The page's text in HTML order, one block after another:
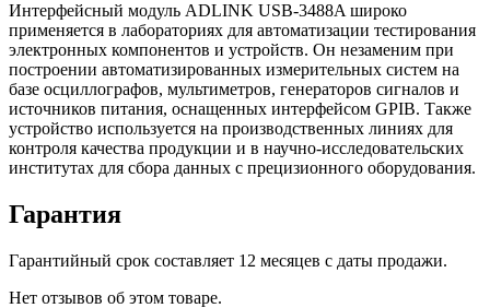
Интерфейсный модуль ADLINK USB-3488A широко
применяется в лабораториях для автоматизации тестирования
электронных компонентов и устройств. Он незаменим при
построении автоматизированных измерительных систем на
базе осциллографов, мультиметров, генераторов сигналов и
источников питания, оснащенных интерфейсом GPIB. Также
устройство используется на производственных линиях для
контроля качества продукции и в научно-исследовательских
институтах для сбора данных с прецизионного оборудования.
Гарантия
Гарантийный срок составляет 12 месяцев с даты продажи.
Нет отзывов об этом товаре.